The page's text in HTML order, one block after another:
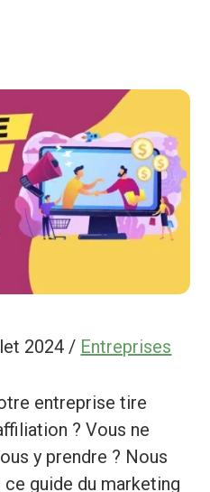
2024 / Entreprises
entreprise tire
? Vous ne
y prendre ? Nous
guide du marketing